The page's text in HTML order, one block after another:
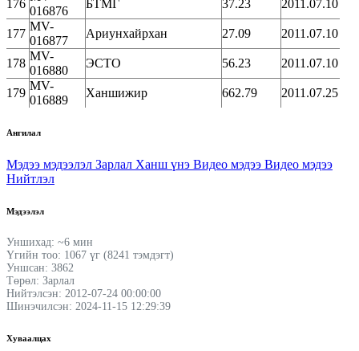
176
016876
БТМГ 37.23 2011.07.10
177
MV-
016877
Ариунхайрхан 27.09 2011.07.10
178
MV-
016880
ЭСТО 56.23 2011.07.10
179
MV-
016889
Ханшижир 662.79 2011.07.25
Ангилал
Мэдээ мэдээлэл Зарлал Ханш үнэ Видео мэдээ Видео мэдээ
Нийтлэл
Мэдээлэл
Уншихад: ~6 мин
Үгийн тоо: 1067 үг (8241 тэмдэгт)
Уншсан: 3862
Төрөл: Зарлал
Нийтэлсэн: 2012-07-24 00:00:00
Шинэчилсэн: 2024-11-15 12:29:39
Хуваалцах